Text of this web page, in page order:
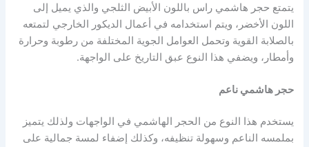
يتمتع حجر هاشمي راس باللون الأبيض الثلجي والذي يميل إلى
اللون الأخضر، ويتم استخدامه في أعمال الديكور الخارجي لتمتعه
بالصلابة القوية وتحمل العوامل الجوية المختلفة من رطوبة وحرارة
وأمطار، ويضفي هذا النوع عبق التاريخ على الواجهة.
حجر هاشمي ناعم
يستخدم هذا النوع من الحجر الهاشمي في الواجهات ولذلك يتميز
بملمسه الناعم وسهولة تنظيفه، وكذلك إضفاء لمسة جمالية على